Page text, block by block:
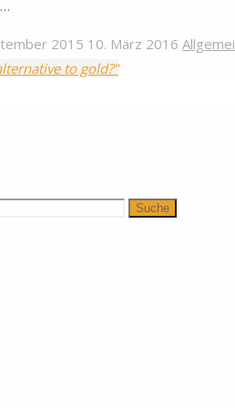
Suche
2015 10. März 2016
to gold?"